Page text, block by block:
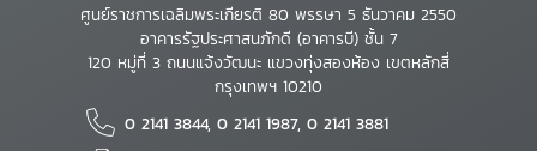
ศูนย์ราชการเฉลิมพระเกียรติ 80 พรรษา 5 ธันวาคม 2550
อาคารรัฐประศาสนภักดี (อาคารบี) ชั้น 7
120 หมู่ที่ 3 ถนนแจ้งวัฒนะ แขวงทุ่งสองห้อง เขตหลักสี่
กรุงเทพฯ 10210
0 2141 3844, 0 2141 1987, 0 2141 3881